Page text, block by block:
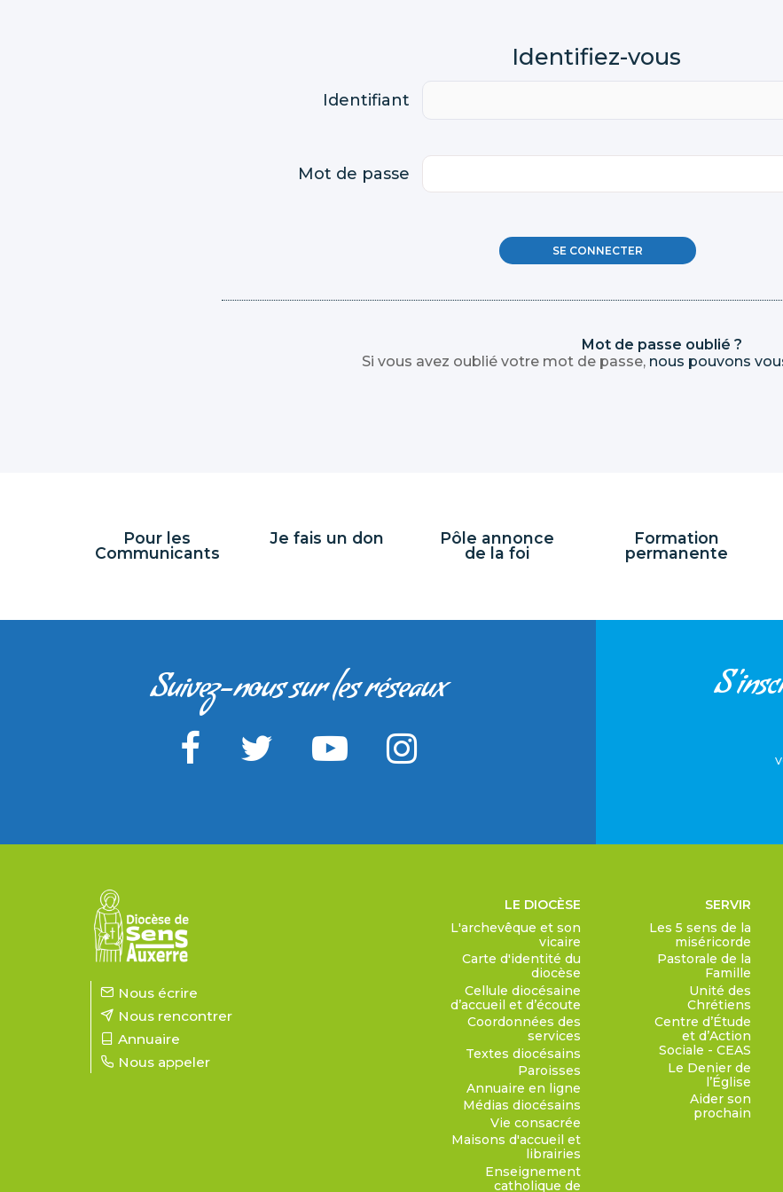
Identifiant
Mot de passe
Mot de passe oublié ?
Si vous avez oublié votre mot de passe, nous pouvons
Pour les
Communicants
Je fais un don
Pôle annonce
de la foi
Formation
permanente
Suivez-nous sur les réseaux
Nous écrire
Nous rencontrer
Annuaire
Nous appeler
LE DIOCÈSE
L'archevêque et son
vicaire
Carte d'identité du
diocèse
Cellule diocésaine
d’accueil et d’écoute
Coordonnées des
services
Textes diocésains
Paroisses
Annuaire en ligne
Médias diocésains
Vie consacrée
Maisons d'accueil et
librairies
Enseignement
catholique de
SERVIR
Les 5 sens de la
miséricorde
Pastorale de la
Famille
Unité des
Chrétiens
Centre d’Étude
et d’Action
Sociale - CEAS
Le Denier de
l’Église
Aider son
prochain